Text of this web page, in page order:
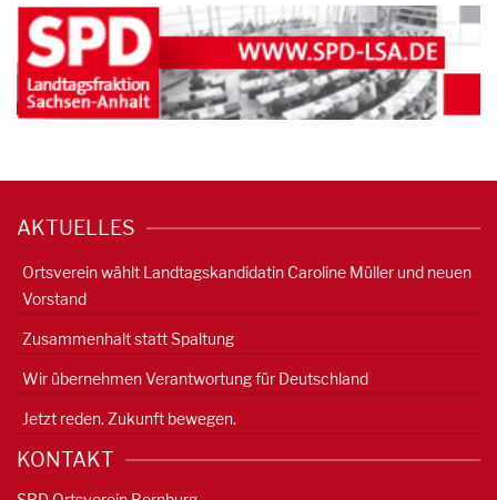
AKTUELLES
Ortsverein wählt Landtagskandidatin Caroline Müller und neuen
Vorstand
Zusammenhalt statt Spaltung
Wir übernehmen Verantwortung für Deutschland
Jetzt reden. Zukunft bewegen.
KONTAKT